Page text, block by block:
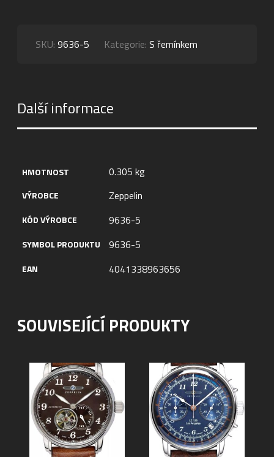
SKU:9636-5 Kategorie:S řemínkem
Další informace
HMOTNOST 0.305 kg
VÝROBCE Zeppelin
KÓD VÝROBCE 9636-5
SYMBOL PRODUKTU 9636-5
EAN 4041338963656
SOUVISEJÍCÍ PRODUKTY